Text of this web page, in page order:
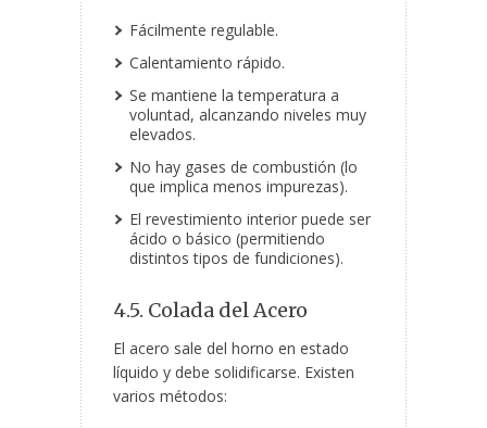
Fácilmente regulable.
Calentamiento rápido.
Se mantiene la temperatura a
voluntad, alcanzando niveles muy
elevados.
No hay gases de combustión (lo
que implica menos impurezas).
El revestimiento interior puede ser
ácido o básico (permitiendo
distintos tipos de fundiciones).
4.5. Colada del Acero
El acero sale del horno en estado
líquido y debe solidificarse. Existen
varios métodos: